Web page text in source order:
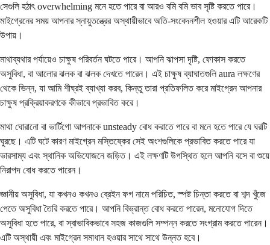
সেগুলি হঠাৎ overwhelming মনে হতে পারে বা আরও বমি বমি ভাব সৃষ্টি করতে পারে।
মাইগ্রেনের সময় আপনার স্নায়ুতন্ত্রের অস্থায়ীভাবে অতি-সংবেদনশীল হওয়ার এটি আরেকটি
উপায়।
মাথাব্যথার পর্যায়েও চাক্ষুষ পরিবর্তন ঘটতে পারে। আপনি ঝাপসা দৃষ্টি, ফোকাস করতে
অসুবিধা, বা আলোর ঝলক বা ঝলক দেখতে পারেন। এই চাক্ষুষ ব্যাঘাতগুলি aura লক্ষণের
থেকে ভিন্ন, যা আমি শীঘ্রই ব্যাখ্যা করব, কিন্তু তারা প্রতিফলিত করে মাইগ্রেন আপনার
চাক্ষুষ প্রক্রিয়াকরণকে কীভাবে প্রভাবিত করে।
মাথা ঘোরানো বা ভার্টিগো আপনাকে unsteady বোধ করাতে পারে বা মনে হতে পারে যে ঘরটি
ঘুরছে। এটি ঘটে কারণ মাইগ্রেন মস্তিষ্কের সেই অংশগুলিকে প্রভাবিত করতে পারে যা
ভারসাম্য এবং স্থানিক অভিযোজনে জড়িত। এই লক্ষণটি উপস্থিত হলে আপনি বসে বা শুয়ে
নিরাপদ বোধ করতে পারেন।
জ্ঞানীয় অসুবিধা, যা কখনও কখনও ব্রেইন ফগ নামে পরিচিত, স্পষ্ট চিন্তা করতে বা শব্দ খুঁজে
পেতে অসুবিধা তৈরি করতে পারে। আপনি বিভ্রান্ত বোধ করতে পারেন, মনোযোগ দিতে
অসুবিধা হতে পারে, বা স্বাভাবিকভাবে সহজ কাজগুলি সম্পন্ন করতে সংগ্রাম করতে পারেন।
এটি অস্থায়ী এবং মাইগ্রেন সমাধান হওয়ার সাথে সাথে উন্নত হবে।